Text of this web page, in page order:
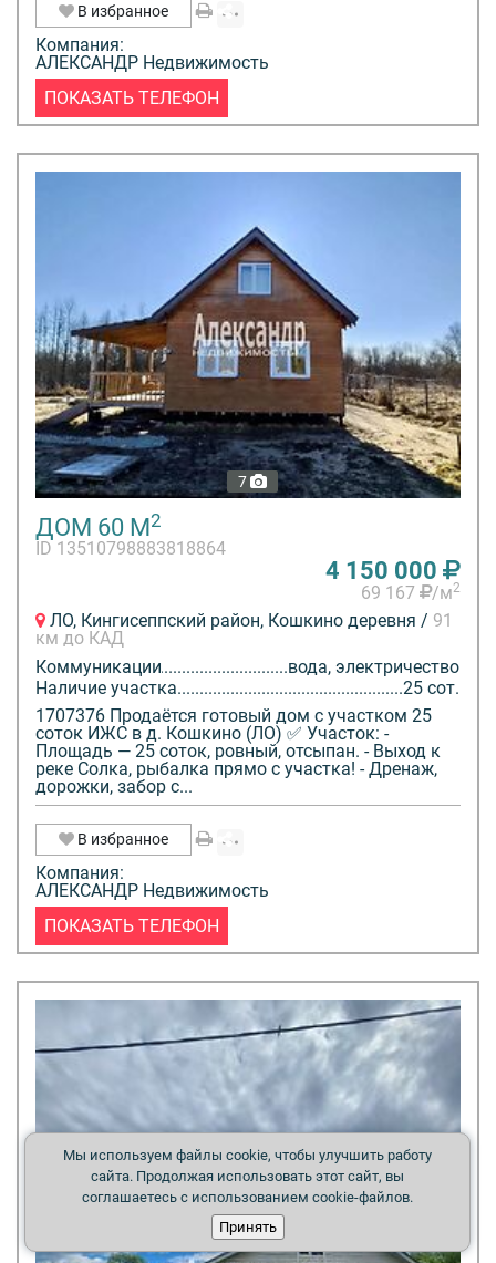
В избранное
Компания:
АЛЕКСАНДР Недвижимость
ПОКАЗАТЬ ТЕЛЕФОН
7
ДОМ 60 М2
ID 13510798883818864
4 150 000
69 167 /м2
ЛО, Кингисеппский район, Кошкино деревня / 91
км до КАД
Коммуникации
вода, электричество
Наличие участка
25 сот.
1707376 Продаётся готовый дом с участком 25
соток ИЖС в д. Кошкино (ЛО) ✅ Участок: -
Площадь — 25 соток, ровный, отсыпан. - Выход к
реке Солка, рыбалка прямо с участка! - Дренаж,
дорожки, забор с...
В избранное
Компания:
АЛЕКСАНДР Недвижимость
ПОКАЗАТЬ ТЕЛЕФОН
Мы используем файлы cookie, чтобы улучшить работу
сайта. Продолжая использовать этот сайт, вы
соглашаетесь с использованием cookie-файлов.
Принять